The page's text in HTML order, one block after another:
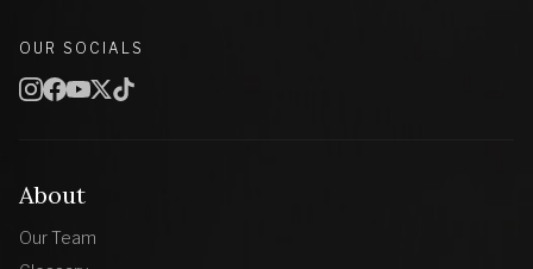
About
Our Team
OUR SOCIALS